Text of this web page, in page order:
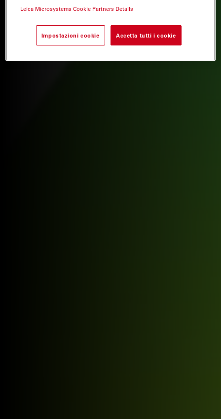
Leica Microsystems Cookie Partners Details
Impostazioni cookie Accetta tutti i cookie